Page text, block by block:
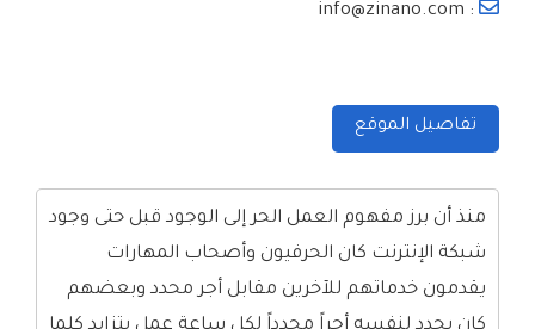
: info@zinano.com
تفاصيل الموقع
منذ أن برز مفهوم العمل الحر إلى الوجود قبل حتى وجود
شبكة الإنترنت كان الحرفيون وأصحاب المهارات
يقدمون خدماتهم للآخرين مقابل أجر محدد وبعضهم